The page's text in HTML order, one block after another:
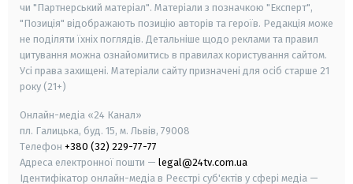
чи "Партнерський матеріал". Матеріали з позначкою "Експерт",
"Позиція" відображають позицію авторів та героїв. Редакція може
не поділяти їхніх поглядів. Детальніше щодо реклами та правил
цитування можна ознайомитись в правилах користування сайтом.
Усі права захищені. Матеріали сайту призначені для осіб старше 21
року (21+)
Онлайн-медіа «24 Канал»
пл. Галицька, буд. 15, м. Львів, 79008
Телефон +380 (32) 229-77-77
Адреса електронної пошти — legal@24tv.com.ua
Ідентифікатор онлайн-медіа в Реєстрі суб'єктів у сфері медіа —